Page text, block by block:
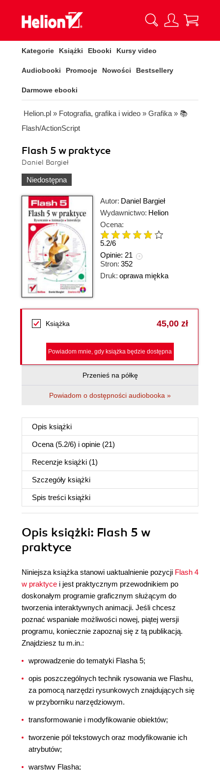
Kategorie Książki Ebooki Kursy video
Audiobooki Promocje Nowości Bestsellery
Darmowe ebooki
Helion.pl » Fotografia, grafika i wideo » Grafika » 📚
Flash/ActionScript
Flash 5 w praktyce
Daniel Bargieł
Niedostępna
Autor: Daniel Bargieł
Wydawnictwo: Helion
Ocena:
5.2/6
Opinie: 21
Stron: 352
Druk: oprawa miękka
Książka 45,00 zł
Powiadom mnie, gdy książka będzie dostępna
Przenieś na półkę
Powiadom o dostępności audiobooka »
Opis książki
Ocena (5.2/6) i opinie (21)
Recenzje książki (1)
Szczegóły książki
Spis treści książki
Opis książki: Flash 5 w
praktyce
Niniejsza książka stanowi uaktualnienie pozycji Flash 4
w praktyce i jest praktycznym przewodnikiem po
doskonałym programie graficznym służącym do
tworzenia interaktywnych animacji. Jeśli chcesz
poznać wspaniałe możliwości nowej, piątej wersji
programu, koniecznie zapoznaj się z tą publikacją.
Znajdziesz tu m.in.:
wprowadzenie do tematyki Flasha 5;
opis poszczególnych technik rysowania we Flashu,
za pomocą narzędzi rysunkowych znajdujących się
w przyborniku narzędziowym.
transformowanie i modyfikowanie obiektów;
tworzenie pól tekstowych oraz modyfikowanie ich
atrybutów;
warstwy Flasha;